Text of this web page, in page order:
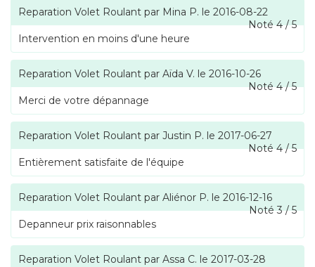
Reparation Volet Roulant par Mina P. le 2016-08-22
Noté4/5
Intervention en moins d'une heure
Reparation Volet Roulant par Aïda V. le 2016-10-26
Noté4/5
Merci de votre dépannage
Reparation Volet Roulant par Justin P. le 2017-06-27
Noté4/5
Entièrement satisfaite de l'équipe
Reparation Volet Roulant par Aliénor P. le 2016-12-16
Noté3/5
Depanneur prix raisonnables
Reparation Volet Roulant par Assa C. le 2017-03-28